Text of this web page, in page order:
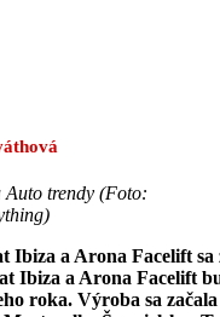
Auto trendy (Foto:
)
Ibiza a Arona Facelift sa
Ibiza a Arona Facelift
roka. Výroba sa